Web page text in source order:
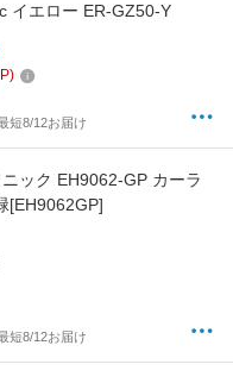
イエロー ER-GZ50-Y
短8/12お届け
ック EH9062-GP カーラ
[EH9062GP]
短8/12お届け